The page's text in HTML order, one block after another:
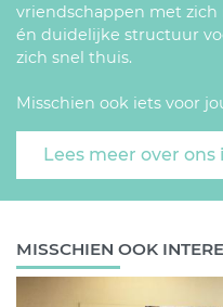
vriendschappen met zich
én duidelijke structuur
zich snel thuis.
Misschien ook iets voor
Lees meer over
MISSCHIEN OOK